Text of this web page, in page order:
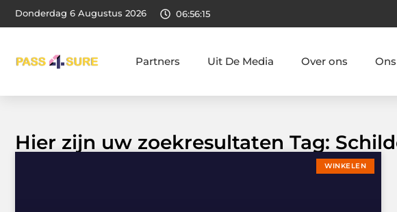
Donderdag 6 Augustus 2026 06:56:15
Partners Uit De Media Over ons
Hier zijn uw zoekresultaten Tag:
WINKELEN